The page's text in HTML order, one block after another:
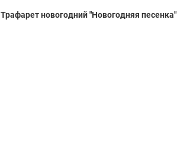
Трафарет новогодний"Новогодняя песенка"